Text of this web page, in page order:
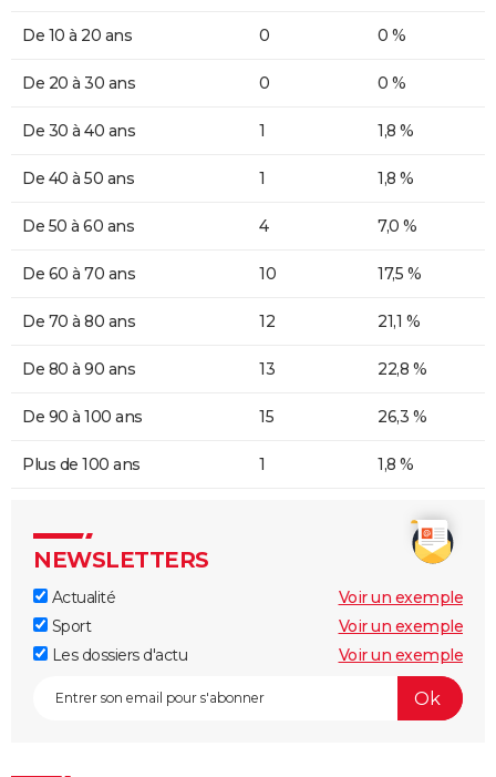
De 10 à 20 ans 0 0 %
De 20 à 30 ans 0 0 %
De 30 à 40 ans 1 1,8 %
De 40 à 50 ans 1 1,8 %
De 50 à 60 ans 4 7,0 %
De 60 à 70 ans 10 17,5 %
De 70 à 80 ans 12 21,1 %
De 80 à 90 ans 13 22,8 %
De 90 à 100 ans 15 26,3 %
Plus de 100 ans 1 1,8 %
NEWSLETTERS
Actualité
Voir un exemple
Sport
Voir un exemple
Les dossiers d'actu
Voir un exemple